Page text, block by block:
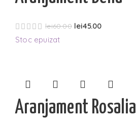
lei60.00 lei45.00
Stoc epuizat
Aranjament Rosalia